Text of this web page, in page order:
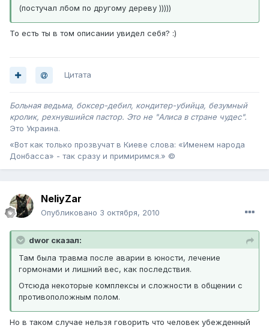
(постучал лбом по другому дереву )))))
То есть ты в том описании увидел себя? :)
Цитата
Больная ведьма, боксер-дебил, кондитер-убийца, безумный
кролик, рехнувшийся пастор. Это не "Алиса в стране чудес".
Это Украина .
«Вот как только прозвучат в Киеве слова: «Именем народа
Донбасса» - так сразу и примиримся.» ©
NeliyZar
Опубликовано 3 октября, 2010
dwor сказал:
Там была травма после аварии в юности, лечение
гормонами и лишний вес, как последствия.
Отсюда некоторые комплексы и сложности в общении с
противоположным полом.
Но в таком случае нельзя говорить что человек убежденный